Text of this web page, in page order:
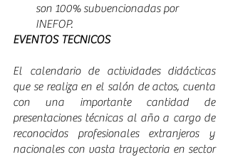
son 100% subvencionadas por
INEFOP.
EVENTOS TECNICOS
El calendario de actividades didácticas
que se realiza en el salón de actos, cuenta
con una importante cantidad de
presentaciones técnicas al año a cargo de
reconocidos profesionales extranjeros y
nacionales con vasta trayectoria en sector